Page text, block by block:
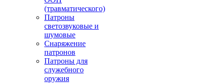
(травматического)
Патроны
светозвуковые и
шумовые
Снаряжение
патронов
Патроны для
служебного
оружия